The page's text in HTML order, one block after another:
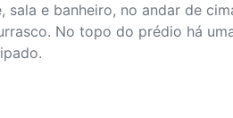
sala e banheiro, no andar de
No topo do prédio há